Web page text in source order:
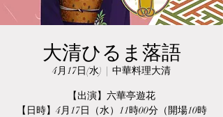
大清ひるま落語
4月17日(水)
  |
中華料理大清
【出演】六華亭遊花
【日時】4月17日（水）11時00分（開場10時